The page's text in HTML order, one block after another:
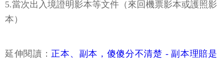
5.當次出入境證明影本等文件（來回機票影本或護照影
本）
延伸閱讀： 正本、副本，傻傻分不清楚 - 副本理賠是